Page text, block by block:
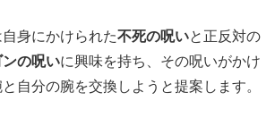
身にかけられた不死の呪いと正反対の
ンの呪いに興味を持ち、その呪いがかけ
自分の腕を交換しようと提案します。